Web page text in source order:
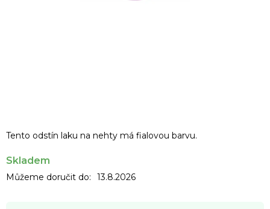
Tento odstín laku na nehty má fialovou barvu.
Skladem
Můžeme doručit do: 13.8.2026